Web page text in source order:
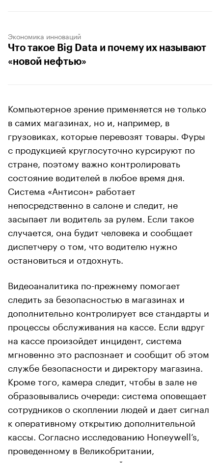
Экономика инноваций
Что такое Big Data и почему их называют
«новой нефтью»
Компьютерное зрение применяется не только
в самих магазинах, но и, например, в
грузовиках, которые перевозят товары. Фуры
с продукцией круглосуточно курсируют по
стране, поэтому важно контролировать
состояние водителей в любое время дня.
Система «Антисон» работает
непосредственно в салоне и следит, не
засыпает ли водитель за рулем. Если такое
случается, она будит человека и сообщает
диспетчеру о том, что водителю нужно
остановиться и отдохнуть.
Видеоаналитика по-прежнему помогает
следить за безопасностью в магазинах и
дополнительно контролирует все стандарты и
процессы обслуживания на кассе. Если вдруг
на кассе произойдет инцидент, система
мгновенно это распознает и сообщит об этом
службе безопасности и директору магазина.
Кроме того, камера следит, чтобы в зале не
образовывались очереди: система оповещает
сотрудников о скоплении людей и дает сигнал
к оперативному открытию дополнительной
кассы. Согласно исследованию Honeywell’s,
проведенному в Великобритании,